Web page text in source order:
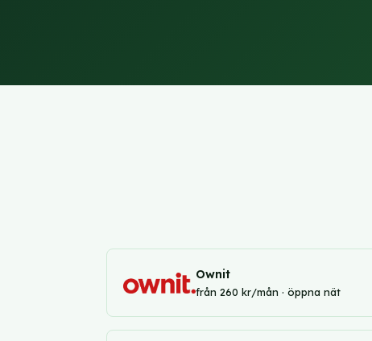
Ownit
från 260 kr/mån · öppna nät